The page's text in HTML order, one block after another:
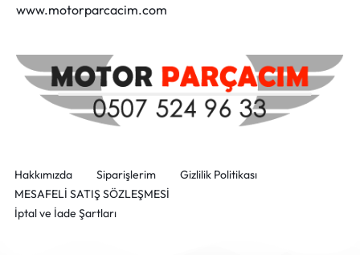
www.motorparcacim.com
Hakkımızda Siparişlerim
Gizlilik Politikası
MESAFELİ SATIŞ SÖZLEŞMESİ
İptal ve İade Şartları